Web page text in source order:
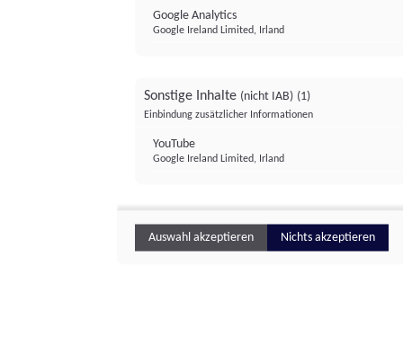
Google Analytics
Google Ireland Limited, Irland
Sonstige Inhalte (nicht IAB) (1)
Einbindung zusätzlicher Informationen
YouTube
Google Ireland Limited, Irland
Auswahl akzeptieren Nichts akzeptieren